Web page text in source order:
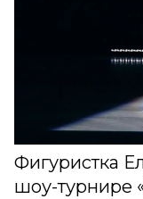
Фигуристка
шоу-турнире